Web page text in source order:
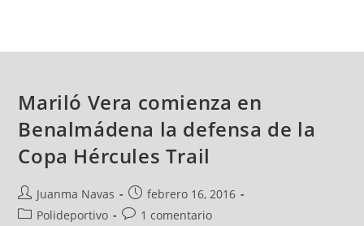
Mariló Vera comienza en
Benalmádena la defensa de la
Copa Hércules Trail
Juanma Navas
febrero 16, 2016
Polideportivo
1 comentario